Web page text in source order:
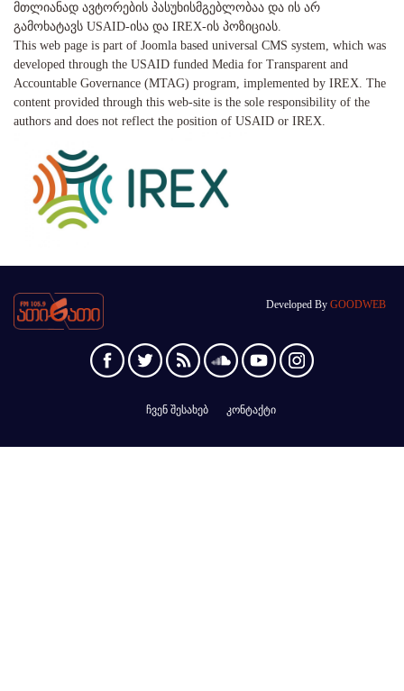
მთლიანად ავტორების პასუხისმგებლობაა და ის არ
გამოხატავს USAID-ისა და IREX-ის პოზიციას.
This web page is part of Joomla based universal CMS system, which was
developed through the USAID funded Media for Transparent and
Accountable Governance (MTAG) program, implemented by IREX. The
content provided through this web-site is the sole responsibility of the
authors and does not reflect the position of USAID or IREX.
Developed By GOODWEB
ჩვენ შესახებ კონტაქტი